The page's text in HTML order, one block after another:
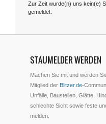
Zur Zeit wurde(n) uns kein(e)
gemeldet.
STAUMELDER WERDEN
Machen Sie mit und werden
Mitglied der Blitzer.de-
Unfälle, Baustellen, Glätte,
schlechte Sicht sowie feste
melden.